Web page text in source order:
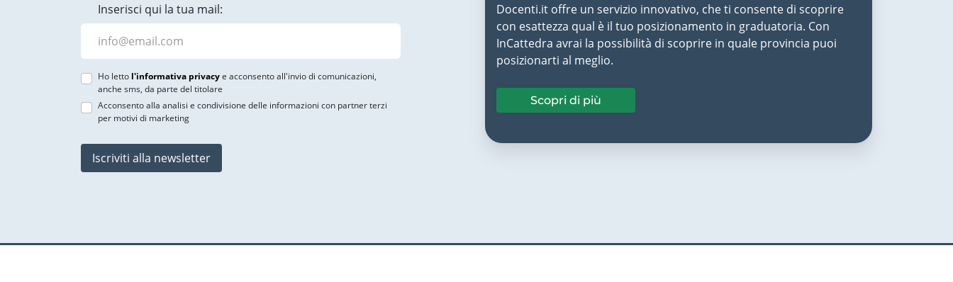
Inserisci qui la tua mail:
Ho letto l'informativa privacye acconsento all'invio di comunicazioni,
anche sms, da parte del titolare
Acconsento alla analisi e condivisione delle informazioni con partner terzi
per motivi di marketing
Iscriviti alla newsletter
Docenti.it offre un servizio innovativo, che ti consente di scoprire
con esattezza qual è il tuo posizionamento in graduatoria. Con
InCattedra avrai la possibilità di scoprire in quale provincia puoi
posizionarti al meglio.
Scopri di più